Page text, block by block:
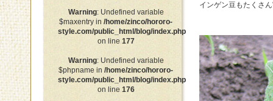
Warning: Undefined variable
$maxentry in /home/zinco/hororo-
style.com/public_html/blog/index.php
on line 177
Warning: Undefined variable
$phpname in /home/zinco/hororo-
style.com/public_html/blog/index.php
on line 176
インゲン豆もたくさ